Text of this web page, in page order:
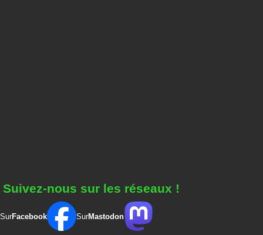
Suivez-nous sur les réseaux !
SurFacebook SurMastodon